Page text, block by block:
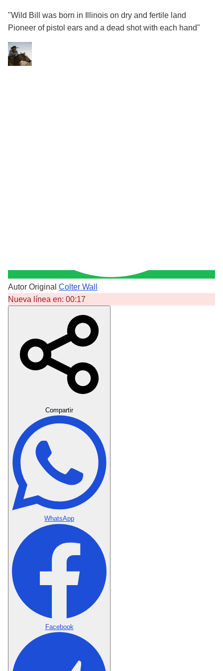
"Wild Bill was born in Illinois on dry and fertile land
Pioneer of pistol ears and a dead shot with each hand"
Autor Original Colter Wall
Nueva línea en: 00:17
Compartir
WhatsApp
Facebook